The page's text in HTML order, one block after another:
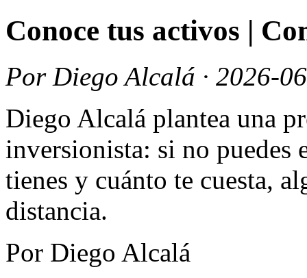
Conoce tus activos |
Por Diego Alcalá · 2026-
Diego Alcalá plantea una
inversionista: si no puedes
tienes y cuánto te cuesta,
distancia.
Por Diego Alcalá